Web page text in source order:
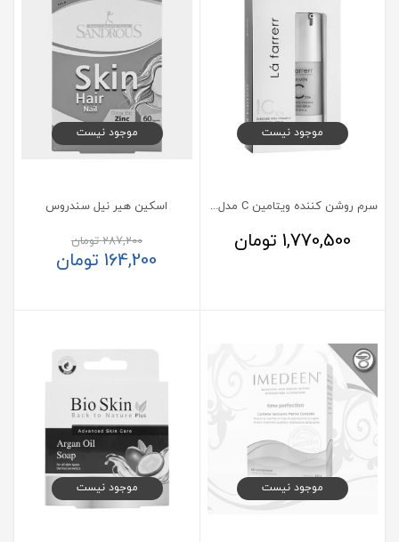
موجود نیست
سرم روشن کننده ویتامین C مدل 20% لافارر
1,770,500 تومان
موجود نیست
اسکین هیر نیل سندروس
287,200تومان
164,200 تومان
موجود نیست موجود نیست